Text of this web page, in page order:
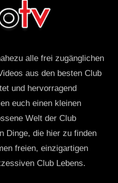
alle frei zugänglichen
aus den besten Club
und hervorragend
euch einen kleinen
Welt der Club
Dinge, die hier zu finden
freien, einzigartigen
Club Lebens.